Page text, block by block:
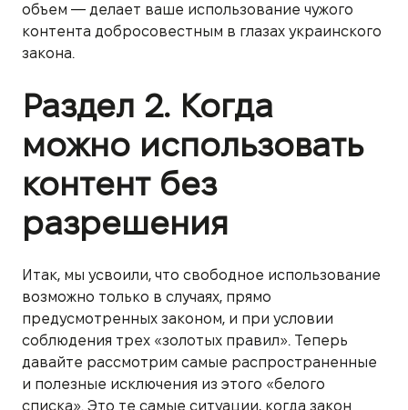
объем — делает ваше использование чужого
контента добросовестным в глазах украинского
закона.
Раздел 2. Когда
можно использовать
контент без
разрешения
Итак, мы усвоили, что свободное использование
возможно только в случаях, прямо
предусмотренных законом, и при условии
соблюдения трех «золотых правил». Теперь
давайте рассмотрим самые распространенные
и полезные исключения из этого «белого
списка». Это те самые ситуации, когда закон